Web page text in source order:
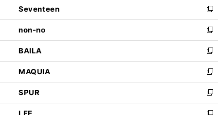
く
で
開
く
ド
ウ
で
開
く
Seventeen
新
し
い
ウ
ィ
ン
ド
ウ
で
開
く
non-no
新
し
い
ウ
ィ
ン
ド
ウ
BAILA
新
し
い
ウ
ィ
ン
MAQUIA
新
し
い
ウ
SPUR
新
し